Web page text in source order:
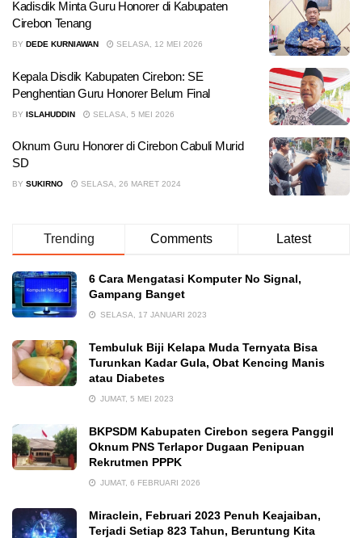
Kadisdik Minta Guru Honorer di Kabupaten
Cirebon Tenang
BY DEDE KURNIAWAN SELASA, 12 MEI 2026
Kepala Disdik Kabupaten Cirebon: SE
Penghentian Guru Honorer Belum Final
BY ISLAHUDDIN SELASA, 5 MEI 2026
Oknum Guru Honorer di Cirebon Cabuli Murid
SD
BY SUKIRNO SELASA, 26 MARET 2024
Trending Comments Latest
6 Cara Mengatasi Komputer No Signal,
Gampang Banget
SELASA, 17 JANUARI 2023
Tembuluk Biji Kelapa Muda Ternyata Bisa
Turunkan Kadar Gula, Obat Kencing Manis
atau Diabetes
JUMAT, 5 MEI 2023
BKPSDM Kabupaten Cirebon segera Panggil
Oknum PNS Terlapor Dugaan Penipuan
Rekrutmen PPPK
JUMAT, 6 FEBRUARI 2026
Miraclein, Februari 2023 Penuh Keajaiban,
Terjadi Setiap 823 Tahun, Beruntung Kita